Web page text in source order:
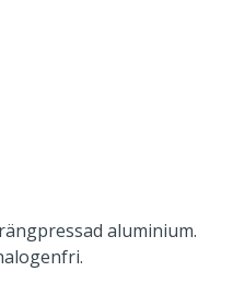
aluminium.